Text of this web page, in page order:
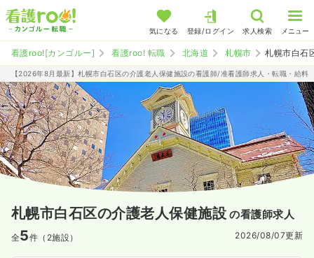
気になる 登録/ログイン 求人検索 メニュー
看護roo![カンゴルー] 看護roo! 転職 北海道 札幌市 札幌市白石
【2026年8月最新】札幌市白石区の介護老人保健施設の看護師/准看護師求人・転職・給料
札幌市白石区の介護老人保健施設 の看護師求人
全5件（2施設） 2026/08/07更新